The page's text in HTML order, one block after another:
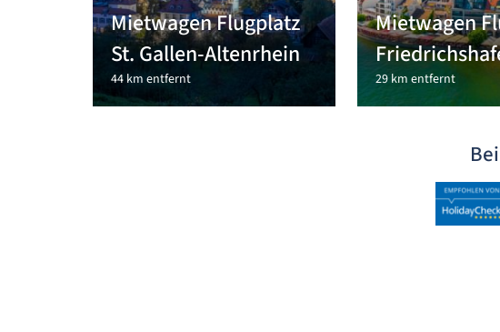
Mietwagen Flugplatz
St. Gallen-Altenrhein
44 km entfernt
Mietwagen
29 km entfernt